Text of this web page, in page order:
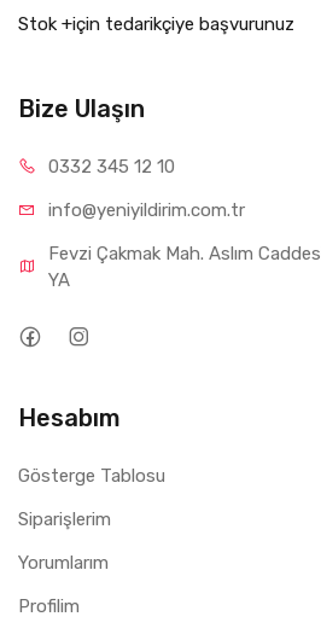
Stok +için tedarikçiye başvurunuz
Bize Ulaşın
0332 345 12 10
info@yeniyildirim.com.tr
Fevzi Çakmak Mah. Aslım
YA
Hesabım
Gösterge Tablosu
Siparişlerim
Yorumlarım
Profilim